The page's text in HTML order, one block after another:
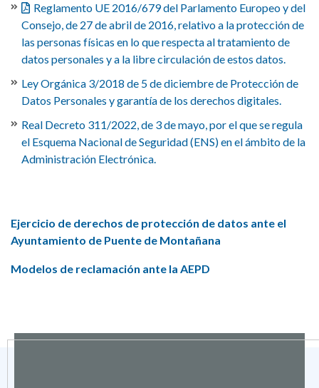
Reglamento UE 2016/679 del Parlamento Europeo y del
Consejo, de 27 de abril de 2016, relativo a la protección de
las personas físicas en lo que respecta al tratamiento de
datos personales y a la libre circulación de estos datos.
Ley Orgánica 3/2018 de 5 de diciembre de Protección de
Datos Personales y garantía de los derechos digitales.
Real Decreto 311/2022, de 3 de mayo, por el que se regula
el Esquema Nacional de Seguridad (ENS) en el ámbito de la
Administración Electrónica.
Ejercicio de derechos de protección de datos ante el
Ayuntamiento de Puente de Montañana
Modelos de reclamación ante la AEPD